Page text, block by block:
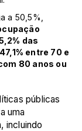
a 50,5%,
das
entre 70 e
80 anos ou
públicas
uma
incluindo